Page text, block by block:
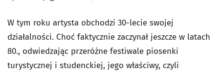
W tym roku artysta obchodzi 30-lecie swojej
działalności. Choć faktycznie zaczynał jeszcze w latach
80., odwiedzając przeróżne festiwale piosenki
turystycznej i studenckiej, jego właściwy, czyli